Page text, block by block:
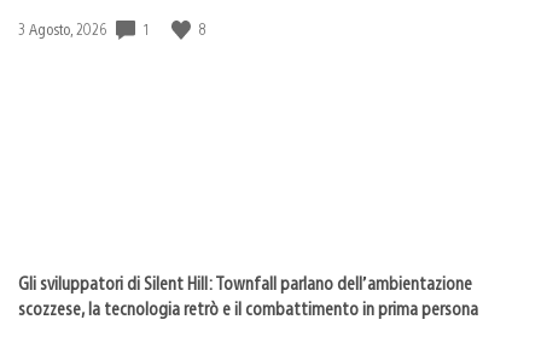
Data
3 Agosto, 2026 1 8
Gli sviluppatori di Silent Hill: Townfall parlano dell’ambientazione
scozzese, la tecnologia retrò e il combattimento in prima persona